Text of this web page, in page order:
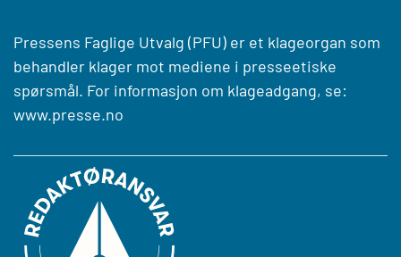
Pressens Faglige Utvalg (PFU) er et klageorgan som
behandler klager mot mediene i presseetiske
spørsmål. For informasjon om klageadgang, se:
www.presse.no